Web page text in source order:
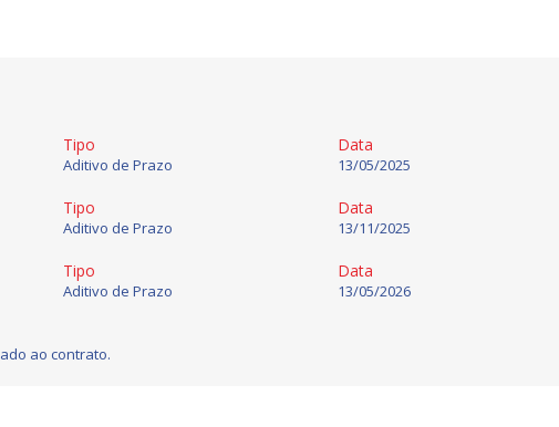
Tipo
Aditivo de Prazo
Data
13/05/2025
Tipo
Aditivo de Prazo
Data
13/11/2025
Tipo
Aditivo de Prazo
Data
13/05/2026
ao contrato.